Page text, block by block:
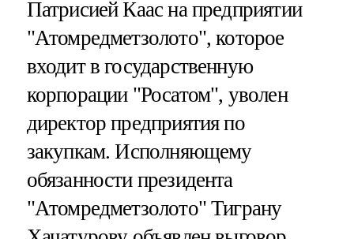
Патрисией Каас на предприятии
"Атомредметзолото", которое
входит в государственную
корпорации "Росатом", уволен
директор предприятия по
закупкам. Исполняющему
обязанности президента
"Атомредметзолото" Тиграну